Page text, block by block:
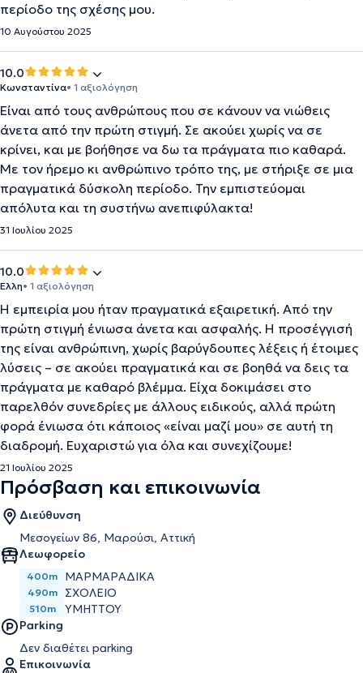
περίοδο της σχέσης μου.
10 Αυγούστου 2025
10.0
Κωνσταντίνα• 1 αξιολόγηση
Είναι από τους ανθρώπους που σε κάνουν να νιώθεις
άνετα από την πρώτη στιγμή. Σε ακούει χωρίς να σε
κρίνει, και με βοήθησε να δω τα πράγματα πιο καθαρά.
Με τον ήρεμο κι ανθρώπινο τρόπο της, με στήριξε σε μια
πραγματικά δύσκολη περίοδο. Την εμπιστεύομαι
απόλυτα και τη συστήνω ανεπιφύλακτα!
31 Ιουλίου 2025
10.0
Έλλη• 1 αξιολόγηση
Η εμπειρία μου ήταν πραγματικά εξαιρετική. Από την
πρώτη στιγμή ένιωσα άνετα και ασφαλής. Η προσέγγισή
της είναι ανθρώπινη, χωρίς βαρύγδουπες λέξεις ή έτοιμες
λύσεις – σε ακούει πραγματικά και σε βοηθά να δεις τα
πράγματα με καθαρό βλέμμα. Είχα δοκιμάσει στο
παρελθόν συνεδρίες με άλλους ειδικούς, αλλά πρώτη
φορά ένιωσα ότι κάποιος «είναι μαζί μου» σε αυτή τη
διαδρομή. Ευχαριστώ για όλα και συνεχίζουμε!
21 Ιουλίου 2025
Πρόσβαση και επικοινωνία
Διεύθυνση
Μεσογείων 86, Μαρούσι, Αττική
Λεωφορείο
400m ΜΑΡΜΑΡΑΔΙΚΑ
490m ΣΧΟΛΕΙΟ
510m
ΥΜΗΤΤΟΥ
Parking
Δεν διαθέτει parking
Επικοινωνία